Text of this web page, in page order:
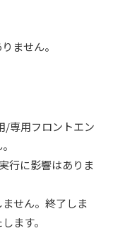
ません。
/専用フロントエン
行に影響はありま
せん。終了しま
ます。